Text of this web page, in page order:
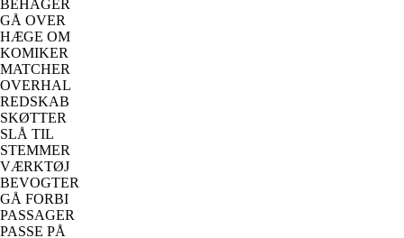
BEHAGER
GÅ OVER
HÆGE OM
KOMIKER
MATCHER
OVERHAL
REDSKAB
SKØTTER
SLÅ TIL
STEMMER
VÆRKTØJ
BEVOGTER
GÅ FORBI
PASSAGER
PASSE PÅ